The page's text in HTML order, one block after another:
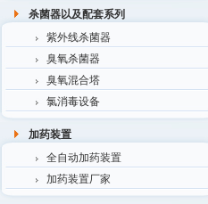
杀菌器以及配套系列
紫外线杀菌器
臭氧杀菌器
臭氧混合塔
氯消毒设备
加药装置
全自动加药装置
加药装置厂家